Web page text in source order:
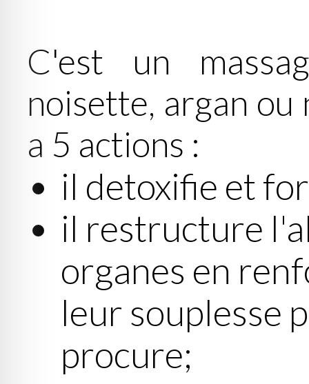
C'est un
noisette, argan ou
a 5 actions :
il detoxifie et
il restructure
organes en
leur souplesse
procure;